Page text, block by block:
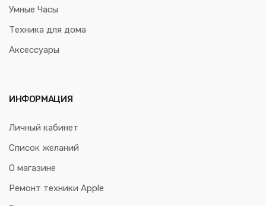
Умные Часы
Техника для дома
Аксессуары
ИНФОРМАЦИЯ
Личный кабинет
Список желаний
О магазине
Ремонт техники Apple